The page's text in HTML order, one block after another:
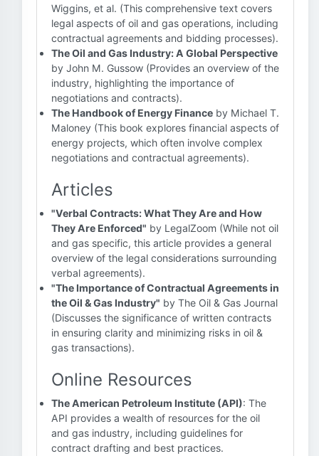
Wiggins, et al. (This comprehensive text covers
legal aspects of oil and gas operations, including
contractual agreements and bidding processes).
The Oil and Gas Industry: A Global Perspective
by John M. Gussow (Provides an overview of the
industry, highlighting the importance of
negotiations and contracts).
The Handbook of Energy Finance by Michael T.
Maloney (This book explores financial aspects of
energy projects, which often involve complex
negotiations and contractual agreements).
Articles
"Verbal Contracts: What They Are and How
They Are Enforced" by LegalZoom (While not oil
and gas specific, this article provides a general
overview of the legal considerations surrounding
verbal agreements).
"The Importance of Contractual Agreements in
the Oil & Gas Industry" by The Oil & Gas Journal
(Discusses the significance of written contracts
in ensuring clarity and minimizing risks in oil &
gas transactions).
Online Resources
The American Petroleum Institute (API): The
API provides a wealth of resources for the oil
and gas industry, including guidelines for
contract drafting and best practices.